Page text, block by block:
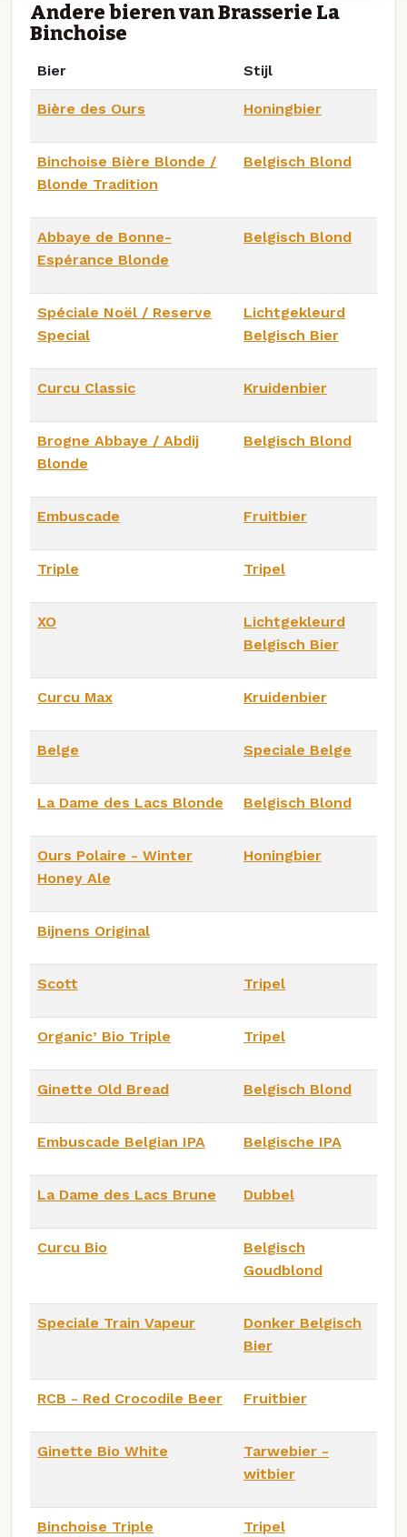
Andere bieren van Brasserie La
Binchoise
Bier Stijl
Bière des Ours Honingbier
Binchoise Bière Blonde /
Blonde Tradition
Belgisch Blond
Abbaye de Bonne-
Espérance Blonde
Belgisch Blond
Spéciale Noël / Reserve
Special
Lichtgekleurd
Belgisch Bier
Curcu Classic Kruidenbier
Brogne Abbaye / Abdij
Blonde
Belgisch Blond
Embuscade Fruitbier
Triple Tripel
XO
Lichtgekleurd
Belgisch Bier
Curcu Max Kruidenbier
Belge Speciale Belge
La Dame des Lacs Blonde Belgisch Blond
Ours Polaire - Winter
Honey Ale
Honingbier
Bijnens Original
Scott Tripel
Organic’ Bio Triple Tripel
Ginette Old Bread Belgisch Blond
Embuscade Belgian IPA Belgische IPA
La Dame des Lacs Brune Dubbel
Curcu Bio
Belgisch
Goudblond
Speciale Train Vapeur
Donker Belgisch
Bier
RCB - Red Crocodile Beer Fruitbier
Ginette Bio White
Tarwebier -
witbier
Binchoise Triple Tripel